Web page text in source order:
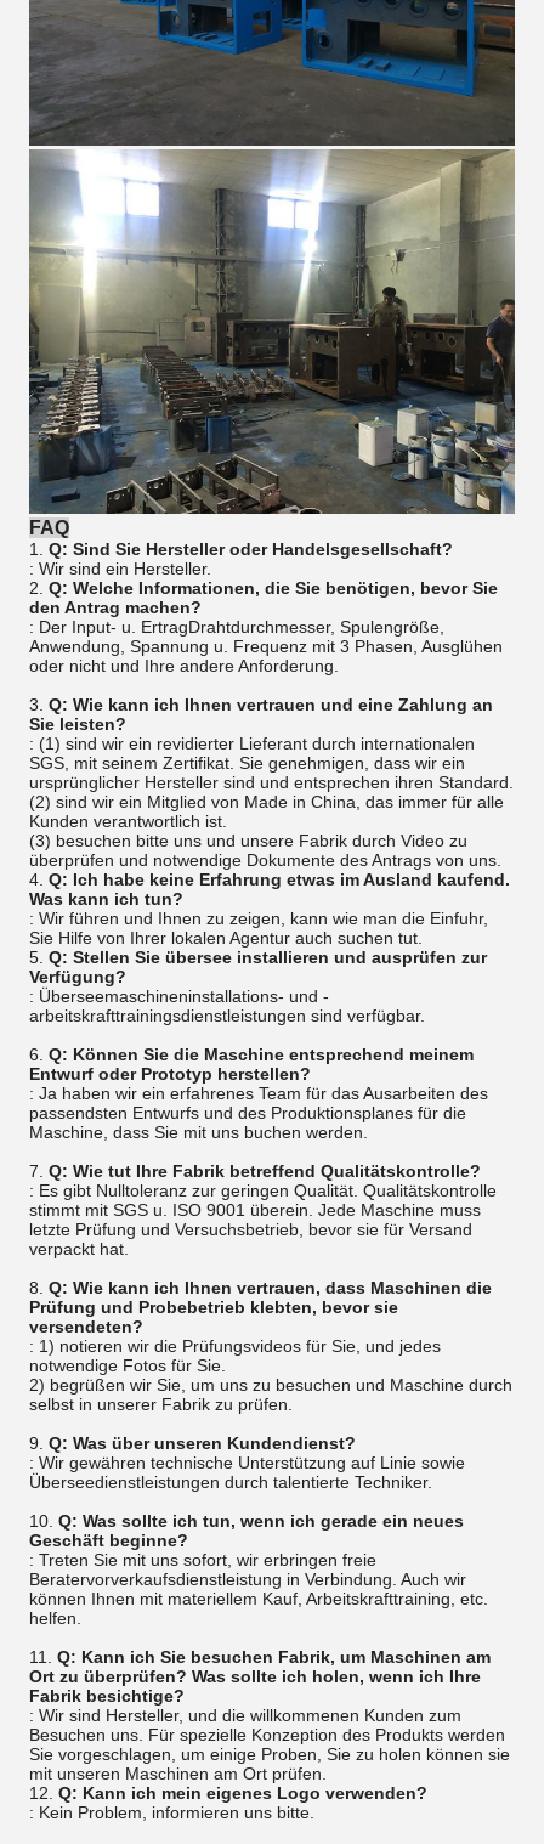
FAQ
1. Q: Sind Sie Hersteller oder Handelsgesellschaft?
: Wir sind ein Hersteller.
2. Q: Welche Informationen, die Sie benötigen, bevor Sie
den Antrag machen?
: Der Input- u. ErtragDrahtdurchmesser, Spulengröße,
Anwendung, Spannung u. Frequenz mit 3 Phasen, Ausglühen
oder nicht und Ihre andere Anforderung.
3. Q: Wie kann ich Ihnen vertrauen und eine Zahlung an
Sie leisten?
: (1) sind wir ein revidierter Lieferant durch internationalen
SGS, mit seinem Zertifikat. Sie genehmigen, dass wir ein
ursprünglicher Hersteller sind und entsprechen ihren Standard.
(2) sind wir ein Mitglied von Made in China, das immer für alle
Kunden verantwortlich ist.
(3) besuchen bitte uns und unsere Fabrik durch Video zu
überprüfen und notwendige Dokumente des Antrags von uns.
4. Q: Ich habe keine Erfahrung etwas im Ausland kaufend.
Was kann ich tun?
: Wir führen und Ihnen zu zeigen, kann wie man die Einfuhr,
Sie Hilfe von Ihrer lokalen Agentur auch suchen tut.
5. Q: Stellen Sie übersee installieren und ausprüfen zur
Verfügung?
: Überseemaschineninstallations- und -
arbeitskrafttrainingsdienstleistungen sind verfügbar.
6. Q: Können Sie die Maschine entsprechend meinem
Entwurf oder Prototyp herstellen?
: Ja haben wir ein erfahrenes Team für das Ausarbeiten des
passendsten Entwurfs und des Produktionsplanes für die
Maschine, dass Sie mit uns buchen werden.
7. Q: Wie tut Ihre Fabrik betreffend Qualitätskontrolle?
: Es gibt Nulltoleranz zur geringen Qualität. Qualitätskontrolle
stimmt mit SGS u. ISO 9001 überein. Jede Maschine muss
letzte Prüfung und Versuchsbetrieb, bevor sie für Versand
verpackt hat.
8. Q: Wie kann ich Ihnen vertrauen, dass Maschinen die
Prüfung und Probebetrieb klebten, bevor sie
versendeten?
: 1) notieren wir die Prüfungsvideos für Sie, und jedes
notwendige Fotos für Sie.
2) begrüßen wir Sie, um uns zu besuchen und Maschine durch
selbst in unserer Fabrik zu prüfen.
9. Q: Was über unseren Kundendienst?
: Wir gewähren technische Unterstützung auf Linie sowie
Überseedienstleistungen durch talentierte Techniker.
10. Q: Was sollte ich tun, wenn ich gerade ein neues
Geschäft beginne?
: Treten Sie mit uns sofort, wir erbringen freie
Beratervorverkaufsdienstleistung in Verbindung. Auch wir
können Ihnen mit materiellem Kauf, Arbeitskrafttraining, etc.
helfen.
11. Q: Kann ich Sie besuchen Fabrik, um Maschinen am
Ort zu überprüfen? Was sollte ich holen, wenn ich Ihre
Fabrik besichtige?
: Wir sind Hersteller, und die willkommenen Kunden zum
Besuchen uns. Für spezielle Konzeption des Produkts werden
Sie vorgeschlagen, um einige Proben, Sie zu holen können sie
mit unseren Maschinen am Ort prüfen.
12. Q: Kann ich mein eigenes Logo verwenden?
: Kein Problem, informieren uns bitte.